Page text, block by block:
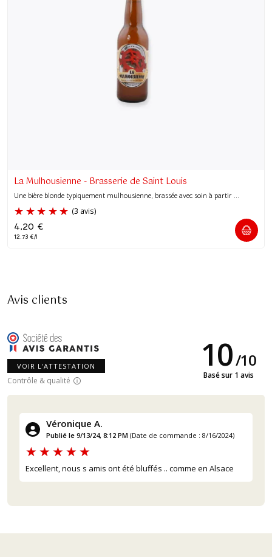
La Mulhousienne - Brasserie de Saint Louis
Une bière blonde typiquement mulhousienne, brassée avec soin à partir ...
4,20 €
12.73 €/l
Avis clients
VOIR L'ATTESTATION
Contrôle & qualité
10/10
Basé sur 1 avis
Véronique A.
Publié le 9/13/24, 8:12 PM (Date de commande : 8/16/2024)
Excellent, nous s amis ont été bluffés .. comme en Alsace